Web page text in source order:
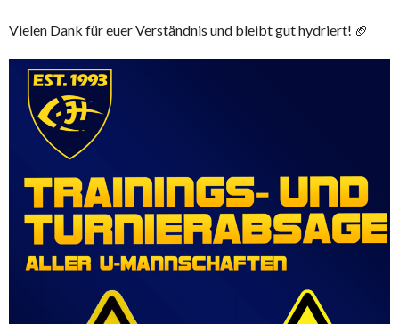
Vielen Dank für euer Verständnis und bleibt gut hydriert! 🏈